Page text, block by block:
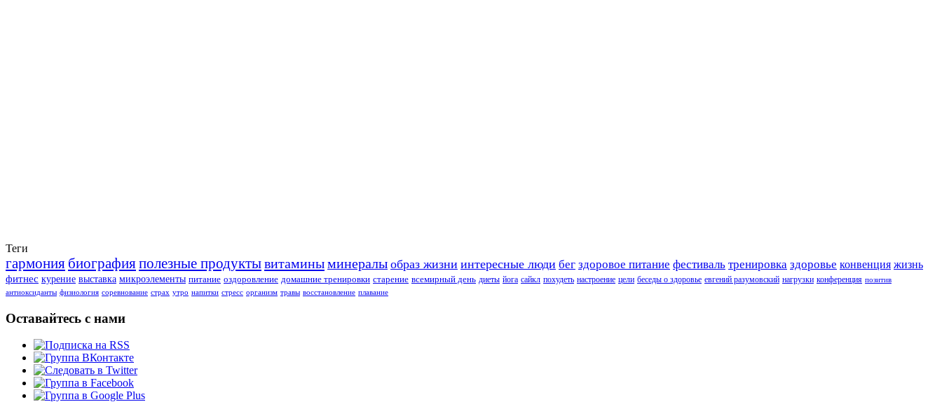
Теги
гармония биографияполезные продуктывитаминыминералы образ жизни интересные люди бег здоровое питание фестиваль тренировка здоровье конвенция жизнь
фитнес курение выставка микроэлементы питание оздоровление домашние тренировки старение всемирный день диеты йога сайкл похудеть настроение цели беседы о здоровье евгений разумовский нагрузки конференция позитив
антиоксиданты физиология соревнование страх утро напитки стресс организм травы восстановление плавание
Оставайтесь с нами